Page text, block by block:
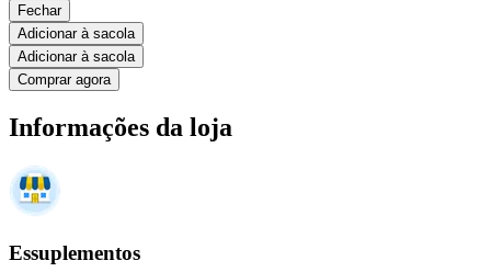
Fechar
Adicionar à sacola
Adicionar à sacola
Comprar agora
Informações da loja
Essuplementos